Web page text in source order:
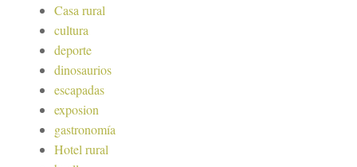
Casa rural
cultura
deporte
dinosaurios
escapadas
exposion
gastronomía
Hotel rural